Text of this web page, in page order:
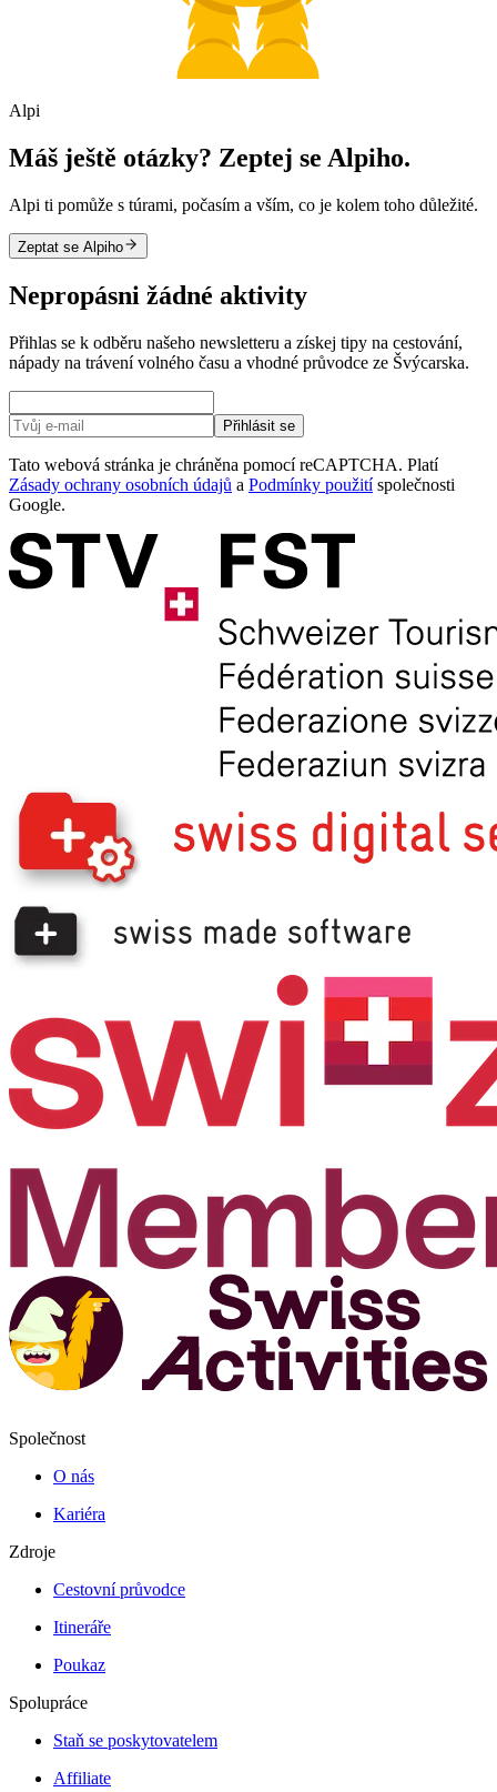
Alpi
Máš ještě otázky? Zeptej se Alpiho.
Alpi ti pomůže s túrami, počasím a vším, co je kolem toho důležité.
Zeptat se Alpiho
Nepropásni žádné aktivity
Přihlas se k odběru našeho newsletteru a získej tipy na cestování,
nápady na trávení volného času a vhodné průvodce ze Švýcarska.
Přihlásit se
Tato webová stránka je chráněna pomocí reCAPTCHA. Platí
Zásady ochrany osobních údajů a Podmínky použitíspolečnosti
Google.
Společnost
O nás
Kariéra
Zdroje
Cestovní průvodce
Itineráře
Poukaz
Spolupráce
Staň se poskytovatelem
Affiliate